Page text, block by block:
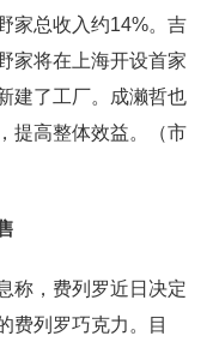
家总收入约14%。吉
家将在上海开设首家
建了工厂。成濑哲也
提高整体效益。（市
称，费列罗近日决定
费列罗巧克力。目